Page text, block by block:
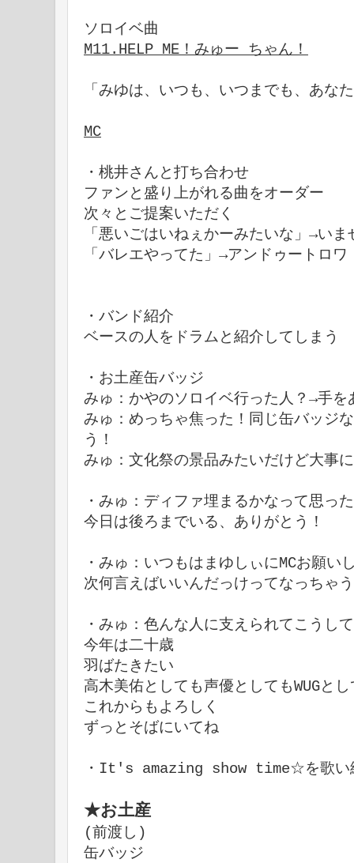
ソロイベ曲
M11.HELP ME！みゅー ちゃん！
「みゆは、いつも、いつまでも、あな
MC
・桃井さんと打ち合わせ
ファンと盛り上がれる曲をオーダー
次々とご提案いただく
「悪いごはいねぇかーみたいな」→い
「バレエやってた」→アンドゥートロワ
・バンド紹介
ベースの人をドラムと紹介してしまう
・お土産缶バッジ
みゅ：かやのソロイベ行った人？→手を
みゅ：めっちゃ焦った！同じ缶バッジ
う！
みゅ：文化祭の景品みたいだけど大事
・ みゅ： ディファ埋まるかなって思った
今日は後ろまでいる、ありがとう！
・ みゅ： いつもはまゆしぃにMCお願い
次何言えばいいんだっけってなっちゃう
・ みゅ： 色んな人に支えられてこうし
今年は二十歳
羽ばたきたい
高木美佑としても声優としてもWUGと
これからもよろしく
ずっとそばにいてね
・It's amazing show time☆を歌い
★お土産
(前渡し)
缶バッジ